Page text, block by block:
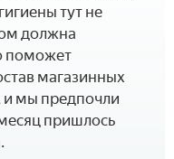
тут не
должна
поможет
магазинных
и мы предпочли
пришлось